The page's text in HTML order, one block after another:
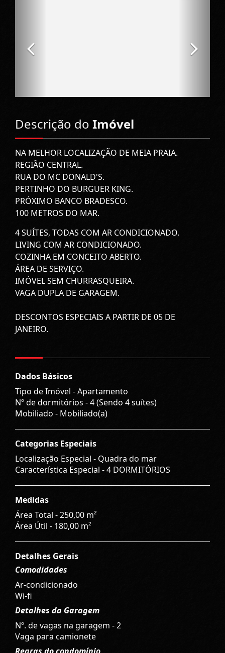
Descrição do Imóvel
NA MELHOR LOCALIZAÇÃO DE MEIA PRAIA.
REGIÃO CENTRAL.
RUA DO MC DONALD'S.
PERTINHO DO BURGUER KING.
PRÓXIMO BANCO BRADESCO.
100 METROS DO MAR.
4 SUÍTES, TODAS COM AR CONDICIONADO.
LIVING COM AR CONDICIONADO.
COZINHA EM CONCEITO ABERTO.
ÁREA DE SERVIÇO.
IMÓVEL SEM CHURRASQUEIRA.
VAGA DUPLA DE GARAGEM.
DESCONTOS ESPECIAIS A PARTIR DE 05 DE
JANEIRO.
Dados Básicos
Tipo de Imóvel - Apartamento
Nº de dormitórios - 4 (Sendo 4 suítes)
Mobiliado - Mobiliado(a)
Categorias Especiais
Localização Especial - Quadra do mar
Característica Especial - 4 DORMITÓRIOS
Medidas
Área Total - 250,00 m²
Área Útil - 180,00 m²
Detalhes Gerais
Comodidades
Ar-condicionado
Wi-fi
Detalhes da Garagem
Nº. de vagas na garagem - 2
Vaga para camionete